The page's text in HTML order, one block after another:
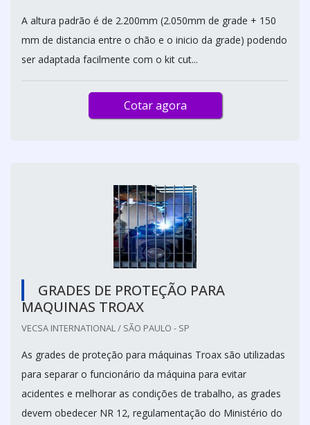
A altura padrão é de 2.200mm (2.050mm de grade + 150
mm de distancia entre o chão e o inicio da grade) podendo
ser adaptada facilmente com o kit cut...
Cotar agora
GRADES DE PROTEÇÃO PARA
MAQUINAS TROAX
VECSA INTERNATIONAL / SÃO PAULO - SP
As grades de proteção para máquinas Troax são utilizadas
para separar o funcionário da máquina para evitar
acidentes e melhorar as condições de trabalho, as grades
devem obedecer NR 12, regulamentação do Ministério do